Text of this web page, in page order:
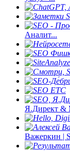
Аналит...
Я.Директ &
Важеркин |